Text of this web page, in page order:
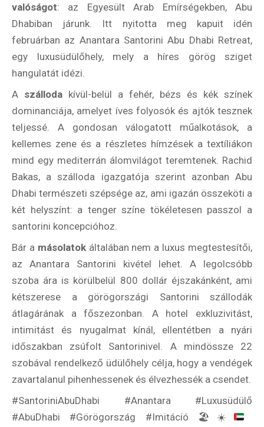
valóságot: az Egyesült Arab Emírségekben, Abu
Dhabiban járunk. Itt nyitotta meg kapuit idén
februárban az Anantara Santorini Abu Dhabi Retreat,
egy luxusüdülőhely, mely a híres görög sziget
hangulatát idézi.
A szálloda kívül-belül a fehér, bézs és kék színek
dominanciája, amelyet íves folyosók és ajtók tesznek
teljessé. A gondosan válogatott műalkotások, a
kellemes zene és a részletes hímzések a textíliákon
mind egy mediterrán álomvilágot teremtenek. Rachid
Bakas, a szálloda igazgatója szerint azonban Abu
Dhabi természeti szépsége az, ami igazán összeköti a
két helyszínt: a tenger színe tökéletesen passzol a
santorini koncepcióhoz.
Bár a másolatokáltalában nem a luxus megtestesítői,
az Anantara Santorini kivétel lehet. A legolcsóbb
szoba ára is körülbelül 800 dollár éjszakánként, ami
kétszerese a görögországi Santorini szállodák
átlagárának a főszezonban. A hotel exkluzivitást,
intimitást és nyugalmat kínál, ellentétben a nyári
időszakban zsúfolt Santorinivel. A mindössze 22
szobával rendelkező üdülőhely célja, hogy a vendégek
zavartalanul pihenhessenek és élvezhessék a csendet.
#SantoriniAbuDhabi #Anantara #Luxusüdülő
#AbuDhabi #Görögország #Imitáció 🏖️ ☀️